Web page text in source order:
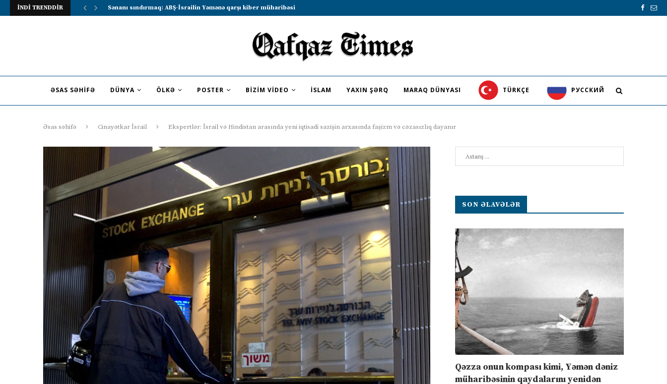
İNDİ TRENDDİR Lavrov Suriya prezidentini Rusiya–Ərəb sammitində iştirak etməyə dəvət...
ƏSAS SƏHIFƏ DÜNYA ÖLKƏ POSTER BIZIM VIDEO İSLAM YAXIN ŞƏRQ MARAQ DÜNYASI TÜRKÇE PУССКИЙ
Əsas səhifə Cinayətkar İsrail Ekspertlər: İsrail və Hindistan arasında yeni iqtisadi sazişin arxasında faşizm və cəzasızlıq dayanır
SON ƏLAVƏLƏR
Qəzza onun kompası kimi, Yəmən dəniz
müharibəsinin qaydalarını yenidən